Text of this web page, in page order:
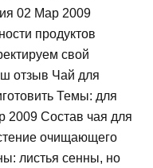
02 Мар 2009
продуктов
свой
отзыв Чай для
Темы: для
2009 Состав чая для
очищающего
листья сенны, но